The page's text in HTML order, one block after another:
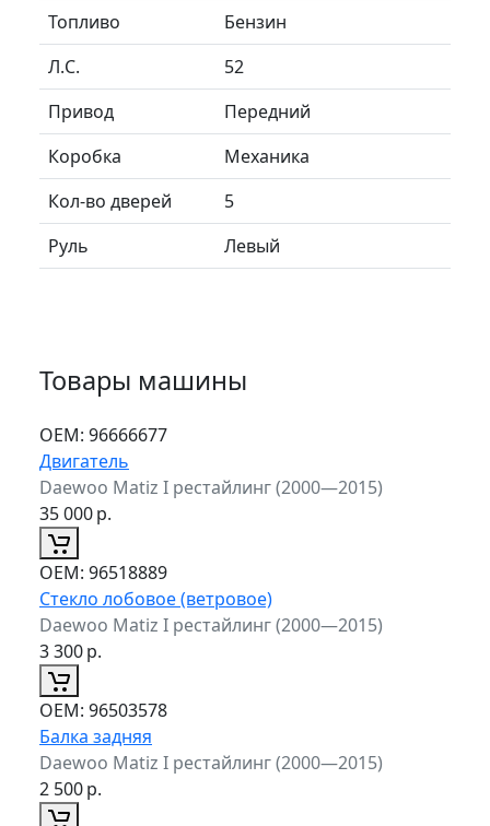
Топливо
Бензин
Л.C.
52
Привод
Передний
Коробка
Механика
Кол-во дверей
5
Руль
Левый
Товары машины
ОЕМ: 96666677
Двигатель
Daewoo Matiz I рестайлинг (2000—2015)
35 000р.
ОЕМ: 96518889
Стекло лобовое (ветровое)
Daewoo Matiz I рестайлинг (2000—2015)
3 300р.
ОЕМ: 96503578
Балка задняя
Daewoo Matiz I рестайлинг (2000—2015)
2 500р.